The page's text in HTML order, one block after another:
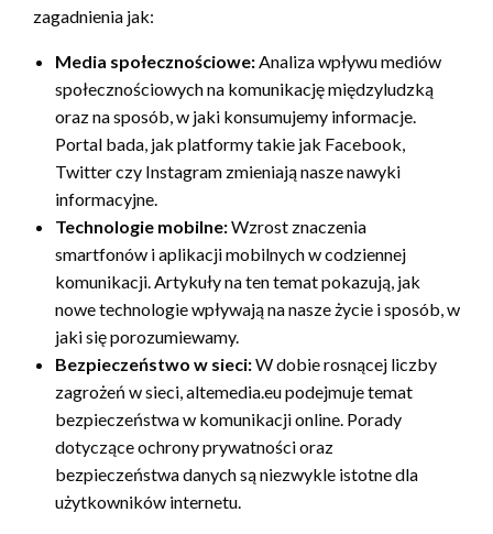
zagadnienia jak:
Media społecznościowe:Analiza wpływu mediów
społecznościowych na komunikację międzyludzką
oraz na sposób, w jaki konsumujemy informacje.
Portal bada, jak platformy takie jak Facebook,
Twitter czy Instagram zmieniają nasze nawyki
informacyjne.
Technologie mobilne:Wzrost znaczenia
smartfonów i aplikacji mobilnych w codziennej
komunikacji. Artykuły na ten temat pokazują, jak
nowe technologie wpływają na nasze życie i sposób, w
jaki się porozumiewamy.
Bezpieczeństwo w sieci:W dobie rosnącej liczby
zagrożeń w sieci, altemedia.eu podejmuje temat
bezpieczeństwa w komunikacji online. Porady
dotyczące ochrony prywatności oraz
bezpieczeństwa danych są niezwykle istotne dla
użytkowników internetu.